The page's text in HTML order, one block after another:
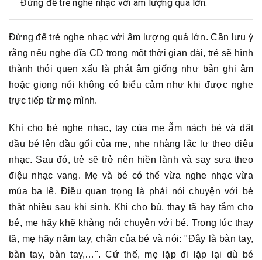
Đừng để trẻ nghe nhạc với âm lượng quá lớn.
Đừng để trẻ nghe nhạc với âm lượng quá lớn. Cần lưu ý
rằng nếu nghe đĩa CD trong một thời gian dài, trẻ sẽ hình
thành thói quen xấu là phát âm giống như bản ghi âm
hoặc giọng nói không có biểu cảm như khi được nghe
trực tiếp từ mẹ mình.
Khi cho bé nghe nhạc, tay của mẹ ẵm nách bé và đặt
đầu bé lên đầu gối của mẹ, nhẹ nhàng lắc lư theo điệu
nhạc. Sau đó, trẻ sẽ trở nên hiền lành và say sưa theo
điệu nhạc vang. Mẹ và bé có thể vừa nghe nhạc vừa
múa ba lê. Điều quan trọng là phải nói chuyện với bé
thật nhiều sau khi sinh. Khi cho bú, thay tã hay tắm cho
bé, mẹ hãy khẽ khàng nói chuyện với bé. Trong lúc thay
tã, mẹ hãy nắm tay, chân của bé và nói: "Đây là bàn tay,
bàn tay, bàn tay,…". Cứ thế, mẹ lặp đi lặp lại dù bé